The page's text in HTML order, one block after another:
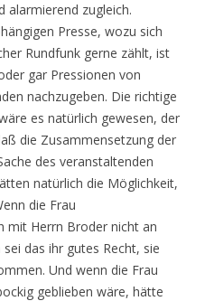
alarmierend zugleich.
Presse, wozu sich
Rundfunk gerne zählt, ist
gar Pressionen von
nachzugeben. Die richtige
es natürlich gewesen, der
die Zusammensetzung der
des veranstaltenden
natürlich die Möglichkeit,
die Frau
mit Herrn Broder nicht an
das ihr gutes Recht, sie
Und wenn die Frau
geblieben wäre, hätte